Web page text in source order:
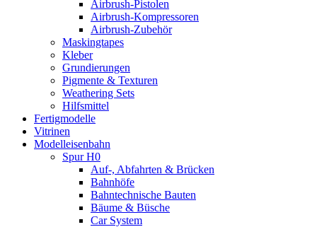
Airbrush-Pistolen
Airbrush-Kompressoren
Airbrush-Zubehör
Maskingtapes
Kleber
Grundierungen
Pigmente & Texturen
Weathering Sets
Hilfsmittel
Fertigmodelle
Vitrinen
Modelleisenbahn
Spur H0
Auf-, Abfahrten & Brücken
Bahnhöfe
Bahntechnische Bauten
Bäume & Büsche
Car System